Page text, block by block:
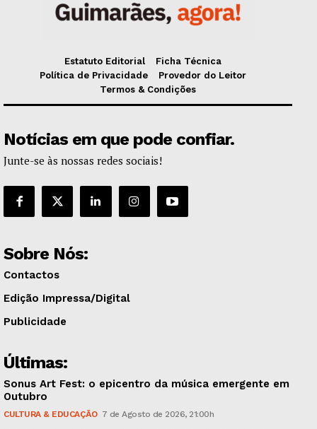
Estatuto Editorial
Ficha Técnica
Política de Privacidade
Provedor do Leitor
Termos & Condições
Notícias em que pode confiar.
Junte-se às nossas redes sociais!
Sobre Nós:
Contactos
Edição Impressa/Digital
Publicidade
Últimas:
Sonus Art Fest: o epicentro da música emergente em
Outubro
CULTURA & EDUCAÇÃO 7 de Agosto de 2026, 21:00h